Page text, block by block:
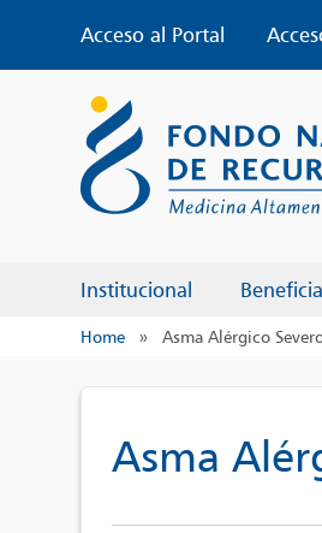
content
Acceso al Portal
Institucional
Home » Asma Alérgico
Asma